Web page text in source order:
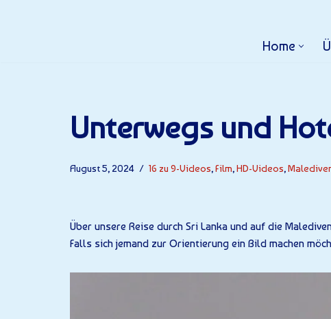
Home
Unterwegs und
August 5, 2024 16 zu 9-Videos,Film,HD-Videos,
Über unsere Reise durch Sri Lanka und auf die
Falls sich jemand zur Orientierung ein Bild machen